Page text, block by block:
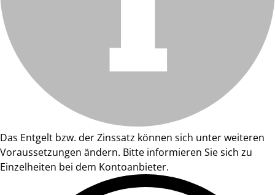
Das Entgelt bzw. der Zinssatz können sich unter weiteren
Voraussetzungen ändern. Bitte informieren Sie sich zu
Einzelheiten bei dem Kontoanbieter.